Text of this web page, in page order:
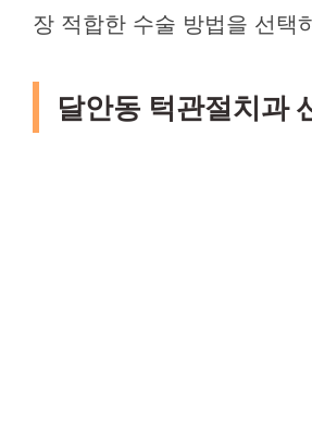
장 적합한 수술 방법을 선택
달안동 턱관절치과